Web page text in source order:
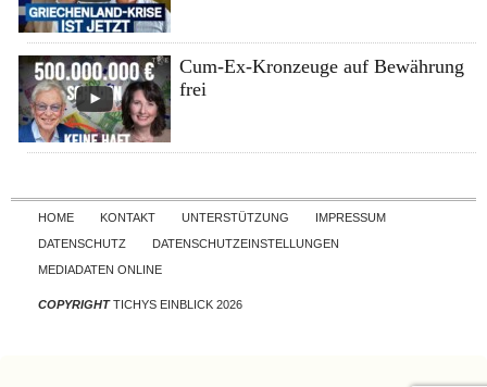
Cum-Ex-Kronzeuge auf Bewährung
frei
Skip to content
HOME KONTAKT UNTERSTÜTZUNG
IMPRESSUM
DATENSCHUTZ
DATENSCHUTZEINSTELLUNGEN
MEDIADATEN ONLINE
COPYRIGHTTICHYS EINBLICK 2026